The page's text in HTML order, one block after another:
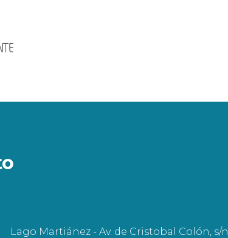
Lago Martiánez - Av. de Cristobal Colón, s/n,